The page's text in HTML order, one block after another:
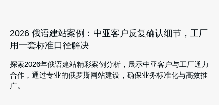
2026 俄语建站案例：中亚客户反复确认细节，工厂
用一套标准口径解决
探索2026年俄语建站精彩案例分析，展示中亚客户与工厂通力
合作，通过专业的俄罗斯网站建设，确保业务标准化与高效推
广。